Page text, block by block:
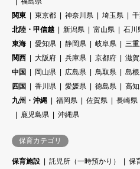
関東
東京都 神奈川県 埼玉県
北陸・甲信越
新潟県 富山県 石川
東海
愛知県 静岡県 岐阜県
三
関西
大阪府 兵庫県 京都府 滋
中国
岡山県 広島県 鳥取県 島
四国
香川県 愛媛県 徳島県
高
九州・沖縄
福岡県 佐賀県 長崎県
鹿児島県
沖縄県
保育カテゴリ
保育施設 託児所（一時預かり） 保